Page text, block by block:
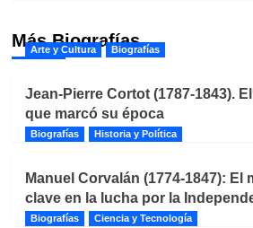
Más Biografías
Arte y Cultura Biografías
Jean-Pierre Cortot (1787-1843).
que marcó su época
Biografías Historia y Política
Manuel Corvalán (1774-1847): El
clave en la lucha por la
Biografías Ciencia y Tecnología